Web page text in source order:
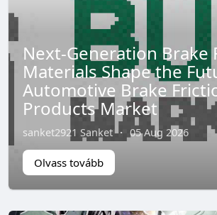
Next-Generation Brake
Materials Shape the
Automotive Brake
Products Market
sanket2921 Sanket · 05 Aug 2026
Olvass tovább